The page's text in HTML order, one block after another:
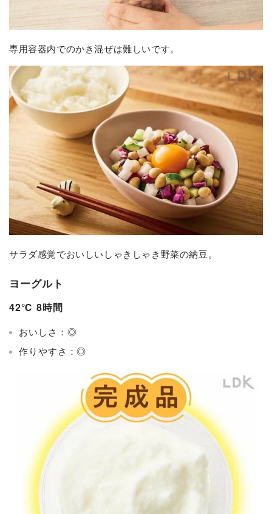
専用容器内でのかき混ぜは難しいです。
サラダ感覚でおいしいしゃきしゃき野菜の納豆。
ヨーグルト
42℃ 8時間
おいしさ：◎
作りやすさ：◎